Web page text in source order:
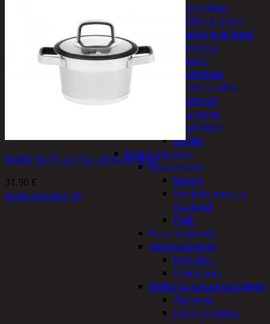
Puhelintarvikkeet
Johdot ja laturit
Kotelot ja telineet
Tv-tarvikkeet ja
seinätelineet
Varavirtalaitteet
Viihde-elektroniikka
Bluetooth
kaiuttimet
Kuulokkeet
Radiot
Koti ja sisustus
Huonekalut
Kaapit
Kenkätelineet ja
naulakot
Peilit
Huonetuoksut
Juhlatarvikkeet
Koristelu
Paketointi
Keittiö ja taloustarvikkeet
Aterimet
Juomapullot ja
MAKU KATTILA 1,5L LASIKANNELLA
31,90 €
Lisää ostoskoriin